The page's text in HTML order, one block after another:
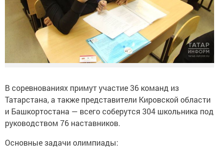
В соревнованиях примут участие 36 команд из
Татарстана, а также представители Кировской области
и Башкортостана — всего соберутся 304 школьника под
руководством 76 наставников.
Основные задачи олимпиады: